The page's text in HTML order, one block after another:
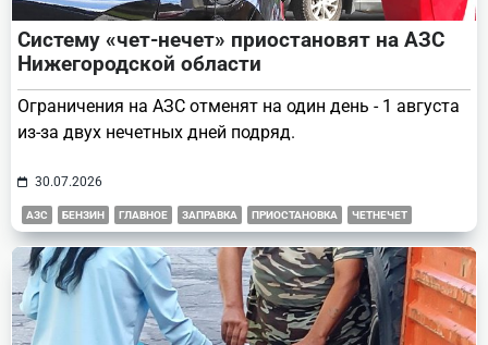
Систему «чет-нечет» приостановят на АЗС
Нижегородской области
Ограничения на АЗС отменят на один день - 1 августа
из-за двух нечетных дней подряд.
30.07.2026
АЗС БЕНЗИН ГЛАВНОЕ ЗАПРАВКА ПРИОСТАНОВКА ЧЕТНЕЧЕТ